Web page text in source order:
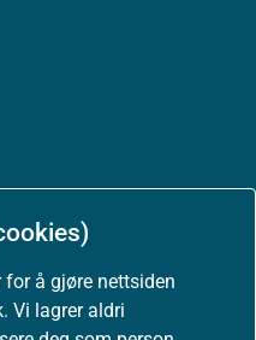
å gjøre nettsiden
Vi lagrer aldri